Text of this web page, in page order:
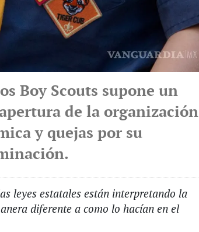
Boy Scouts supone un
de la organización
y quejas por su
leyes estatales están interpretando la
diferente a como lo hacían en el